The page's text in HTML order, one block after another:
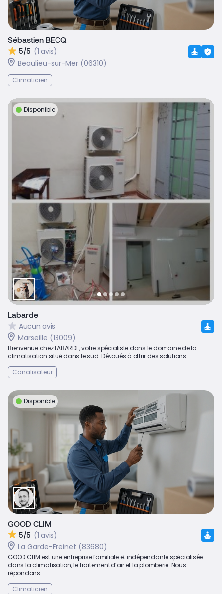
Sébastien BECQ
5/5 (1 avis)
Beaulieu-sur-Mer (06310)
Climaticien
Disponible
Labarde
Aucun avis
Marseille (13009)
Bienvenue chez LABARDE, votre spécialiste dans le domaine de la
climatisation situé dans le sud. Dévoués à offrir des solutions...
Canalisateur
Disponible
GOOD CLIM
5/5 (1 avis)
La Garde-Freinet (83680)
GOOD CLIM est une entreprise familiale et indépendante spécialisée
dans la climatisation, le traitement d’air et la plomberie. Nous
répondons...
Climaticien